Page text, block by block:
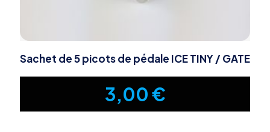
Sachet de 5 picots de pédale ICE TINY / GATE
3,00€